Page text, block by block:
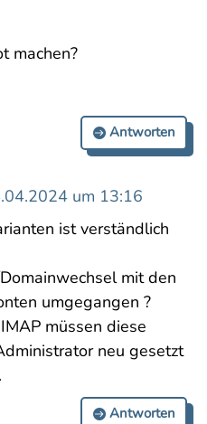
machen?
Antworten
um 13:16
ist verständlich
mit den
umgegangen ?
müssen diese
neu gesetzt
Antworten